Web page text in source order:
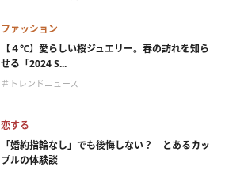
ファッション
【４℃】愛らしい桜ジュエリー。春の訪れを知ら
せる「2024 S...
＃トレンドニュース
恋する
「婚約指輪なし」でも後悔しない？ とあるカッ
プルの体験談